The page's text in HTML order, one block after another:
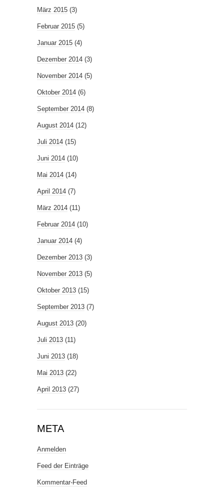
März 2015 (3)
Februar 2015 (5)
Januar 2015 (4)
Dezember 2014 (3)
November 2014 (5)
Oktober 2014 (6)
September 2014 (8)
August 2014 (12)
Juli 2014 (15)
Juni 2014 (10)
Mai 2014 (14)
April 2014 (7)
März 2014 (11)
Februar 2014 (10)
Januar 2014 (4)
Dezember 2013 (3)
November 2013 (5)
Oktober 2013 (15)
September 2013 (7)
August 2013 (20)
Juli 2013 (11)
Juni 2013 (18)
Mai 2013 (22)
April 2013 (27)
META
Anmelden
Feed der Einträge
Kommentar-Feed